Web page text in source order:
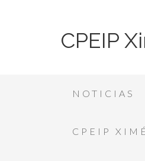
CPEIP
NOTICIAS
CPEIP